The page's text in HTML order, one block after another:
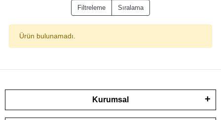
Filtreleme Sıralama
Ürün bulunamadı.
Kurumsal